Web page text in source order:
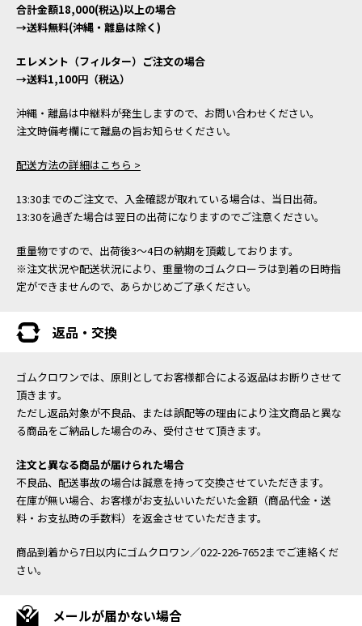
合計金額18,000(税込)以上の場合
→送料無料(沖縄・離島は除く)
エレメント（フィルター）ご注文の場合
→送料1,100円（税込）
沖縄・離島は中継料が発生しますので、お問い合わせください。
注文時備考欄にて離島の旨お知らせください。
配送方法の詳細はこちら >
13:30までのご注文で、入金確認が取れている場合は、当日出荷。
13:30を過ぎた場合は翌日の出荷になりますのでご注意ください。
重量物ですので、出荷後3～4日の納期を頂戴しております。
※注文状況や配送状況により、重量物のゴムクローラは到着の日時指
定ができませんので、あらかじめご了承ください。
返品・交換
ゴムクロワンでは、原則としてお客様都合による返品はお断りさせて
頂きます。
ただし返品対象が不良品、または誤配等の理由により注文商品と異な
る商品をご納品した場合のみ、受付させて頂きます。
注文と異なる商品が届けられた場合
不良品、配送事故の場合は誠意を持って交換させていただきます。
在庫が無い場合、お客様がお支払いいただいた金額（商品代金・送
料・お支払時の手数料）を返金させていただきます。
商品到着から7日以内にゴムクロワン／022-226-7652までご連絡くだ
さい。
メールが届かない場合